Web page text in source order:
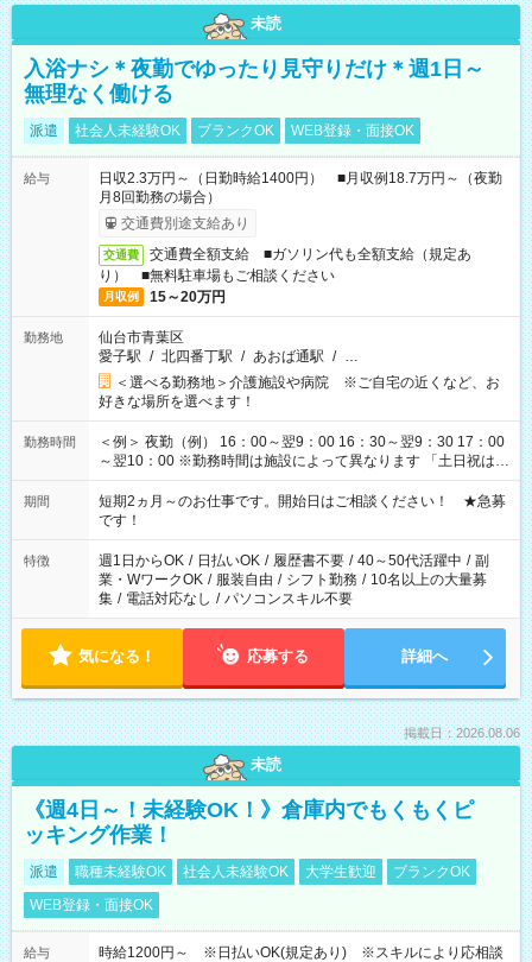
未読
入浴ナシ＊夜勤でゆったり見守りだけ＊週1日～
無理なく働ける
派遣 社会人未経験OK ブランクOK WEB登録・面接OK
給与
日収2.3万円～（日勤時給1400円） ■月収例18.7万円～（夜勤
月8回勤務の場合）
交通費別途支給あり
交通費
交通費全額支給 ■ガソリン代も全額支給（規定あ
り） ■無料駐車場もご相談ください
月収例 15～20万円
勤務地
仙台市青葉区
愛子駅 / 北四番丁駅 / あおば通駅 / …
＜選べる勤務地＞介護施設や病院 ※ご自宅の近くなど、お
好きな場所を選べます！
勤務時間
＜例＞ 夜勤（例） 16：00～翌9：00 16：30～翌9：30 17：00
～翌10：00 ※勤務時間は施設によって異なります 「土日祝は休
みたい」 「しっかり稼ぎたい」 「もう少し遅い時間から始めた
い」など ご希望にあったお仕事をご案内いたします。 ※未経験
の方の場合は1～2ヶ月間は日中での仕事を経験いただき、 お
仕事に慣れてからの夜勤になります。 ★家庭の都合でお休みが
必要な場合も遠慮なくご相談ください。
期間
短期2ヵ月～のお仕事です。開始日はご相談ください！ ★急募
です！
特徴 週1日からOK / 日払いOK / 履歴書不要 / 40～50代活躍中 / 副
業・WワークOK / 服装自由 / シフト勤務 / 10名以上の大量募
集 / 電話対応なし / パソコンスキル不要
気になる！ 応募する 詳細へ
掲載日：2026.08.06
未読
《週4日～！未経験OK！》倉庫内でもくもくピ
ッキング作業！
派遣 職種未経験OK 社会人未経験OK 大学生歓迎
ブランクOK
WEB登録・面接OK
給与
時給1200円～ ※日払いOK(規定あり) ※スキルにより応相談